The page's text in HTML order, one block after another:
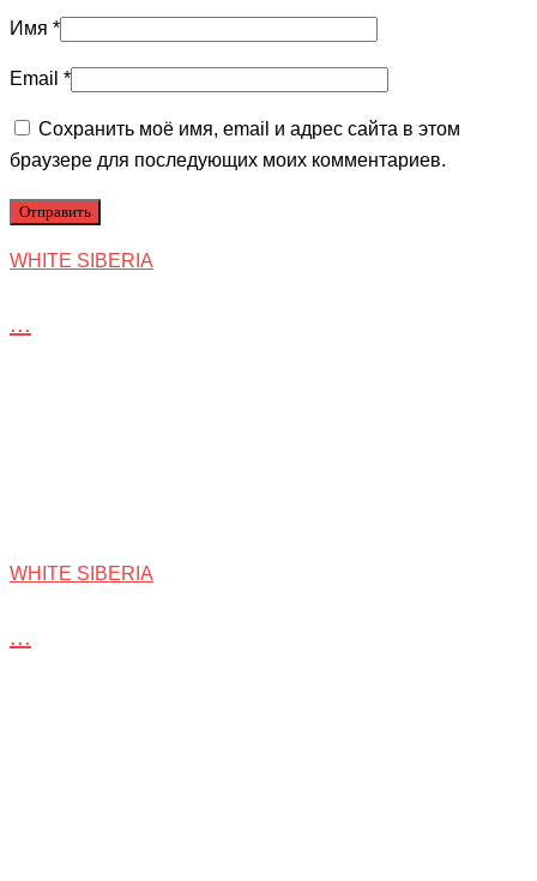
Имя *
Email *
Сохранить моё имя, email и адрес сайта в этом
браузере для последующих моих комментариев.
WHITE SIBERIA
...
WHITE SIBERIA
...